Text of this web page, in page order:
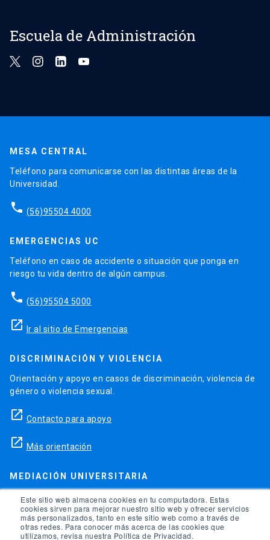
Este sitio web almacena cookies en tu computadora. Estas
cookies sirven para mejorar nuestro sitio web y ofrecer servicios
más personalizados, tanto en este sitio web como a través de
otras redes. Para conocer más acerca de las cookies que
utilizamos, revisa nuestra Política de Privacidad.
Escuela de Administración
MESA CENTRAL
Teléfono para comunicarse con las distintas áreas de la
Universidad.
phone (56)95504 4000
EMERGENCIAS UC
Teléfono en caso de accidente o situación que ponga en
riesgo tu vida dentro de algún campus.
phone (56)95504 5000
launch Ir al sitio de Emergencias
DISCRIMINACIÓN Y VIOLENCIA
Orientación y apoyo en casos de discriminación, violencia de
género o violencia sexual.
launch Contacto para apoyo
launch Más orientación
MEDIACIÓN UNIVERSITARIA
Teléfonos para orientación y consejo si se ha vulnerado
alguno de tus derechos en la universidad.
phone (56)95504 1691